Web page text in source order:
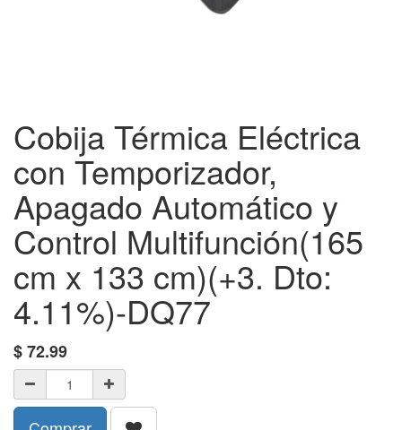
Cobija Térmica Eléctrica
con Temporizador,
Apagado Automático y
Control Multifunción(165
cm x 133 cm)(+3. Dto:
4.11%)-DQ77
$72.99